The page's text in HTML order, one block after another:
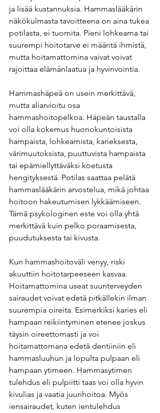
ja lisää kustannuksia. Hammaslääkärin
näkökulmasta tavoitteena on aina tukea
potilasta, ei tuomita. Pieni lohkeama tai
suurempi hoitotarve ei määritä ihmistä,
mutta hoitamattomina vaivat voivat
rajoittaa elämänlaatua ja hyvinvointia.
Hammashäpeä on usein merkittävä,
mutta aliarvioitu osa
hammashoitopelkoa. Häpeän taustalla
voi olla kokemus huonokuntoisista
hampaista, lohkeamista, karieksesta,
värimuutoksista, puuttuvista hampaista
tai epämiellyttäväksi koetusta
hengityksestä. Potilas saattaa pelätä
hammaslääkärin arvostelua, mikä johtaa
hoitoon hakeutumisen lykkäämiseen.
Tämä psykologinen este voi olla yhtä
merkittävä kuin pelko poraamisesta,
puudutuksesta tai kivusta.
Kun hammashoitoväli venyy, riski
akuuttiin hoitotarpeeseen kasvaa.
Hoitamattomina useat suunterveyden
sairaudet voivat edetä pitkällekin ilman
suurempia oireita. Esimerkiksi karies eli
hampaan reikiintyminen etenee joskus
täysin oireettomasti ja voi
hoitamattomana edetä dentiiniin eli
hammasluuhun ja lopulta pulpaan eli
hampaan ytimeen. Hammasytimen
tulehdus eli pulpiitti taas voi olla hyvin
kivulias ja vaatia juurihoitoa. Myös
iensairaudet, kuten ientulehdus